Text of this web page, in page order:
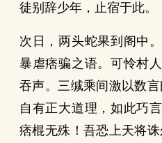
徒别辞少年，止宿于此。
次日，两头蛇果到阁中
暴虐痞骗之语。可怜村
吞声。三缄乘间激以数言
自有正大道理，如此巧
痞棍无殊！吾恐上天将诛